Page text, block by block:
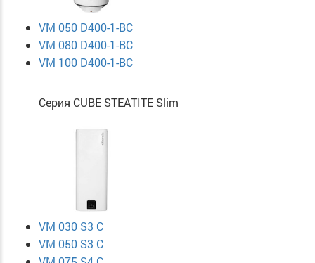
VM 050 D400-1-BC
VM 080 D400-1-BC
VM 100 D400-1-BC
Серия CUBE STEATITE Slim
VM 030 S3 C
VM 050 S3 C